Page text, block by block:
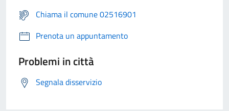
Chiama il comune 02516901
Prenota un appuntamento
Problemi in città
Segnala disservizio